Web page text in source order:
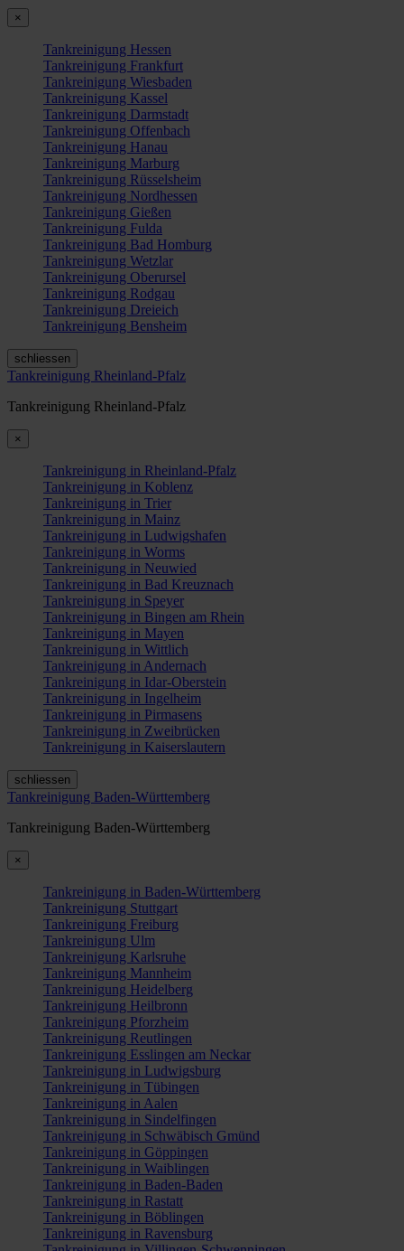
×
Tankreinigung Hessen
Tankreinigung Frankfurt
Tankreinigung Wiesbaden
Tankreinigung Kassel
Tankreinigung Darmstadt
Tankreinigung Offenbach
Tankreinigung Hanau
Tankreinigung Marburg
Tankreinigung Rüsselsheim
Tankreinigung Nordhessen
Tankreinigung Gießen
Tankreinigung Fulda
Tankreinigung Bad Homburg
Tankreinigung Wetzlar
Tankreinigung Oberursel
Tankreinigung Rodgau
Tankreinigung Dreieich
Tankreinigung Bensheim
schliessen
Tankreinigung Rheinland-Pfalz
Tankreinigung Rheinland-Pfalz
×
Tankreinigung in Rheinland-Pfalz
Tankreinigung in Koblenz
Tankreinigung in Trier
Tankreinigung in Mainz
Tankreinigung in Ludwigshafen
Tankreinigung in Worms
Tankreinigung in Neuwied
Tankreinigung in Bad Kreuznach
Tankreinigung in Speyer
Tankreinigung in Bingen am Rhein
Tankreinigung in Mayen
Tankreinigung in Wittlich
Tankreinigung in Andernach
Tankreinigung in Idar-Oberstein
Tankreinigung in Ingelheim
Tankreinigung in Pirmasens
Tankreinigung in Zweibrücken
Tankreinigung in Kaiserslautern
schliessen
Tankreinigung Baden-Württemberg
Tankreinigung Baden-Württemberg
×
Tankreinigung in Baden-Württemberg
Tankreinigung Stuttgart
Tankreinigung Freiburg
Tankreinigung Ulm
Tankreinigung Karlsruhe
Tankreinigung Mannheim
Tankreinigung Heidelberg
Tankreinigung Heilbronn
Tankreinigung Pforzheim
Tankreinigung Reutlingen
Tankreinigung Esslingen am Neckar
Tankreinigung in Ludwigsburg
Tankreinigung in Tübingen
Tankreinigung in Aalen
Tankreinigung in Sindelfingen
Tankreinigung in Schwäbisch Gmünd
Tankreinigung in Göppingen
Tankreinigung in Waiblingen
Tankreinigung in Baden-Baden
Tankreinigung in Rastatt
Tankreinigung in Böblingen
Tankreinigung in Ravensburg